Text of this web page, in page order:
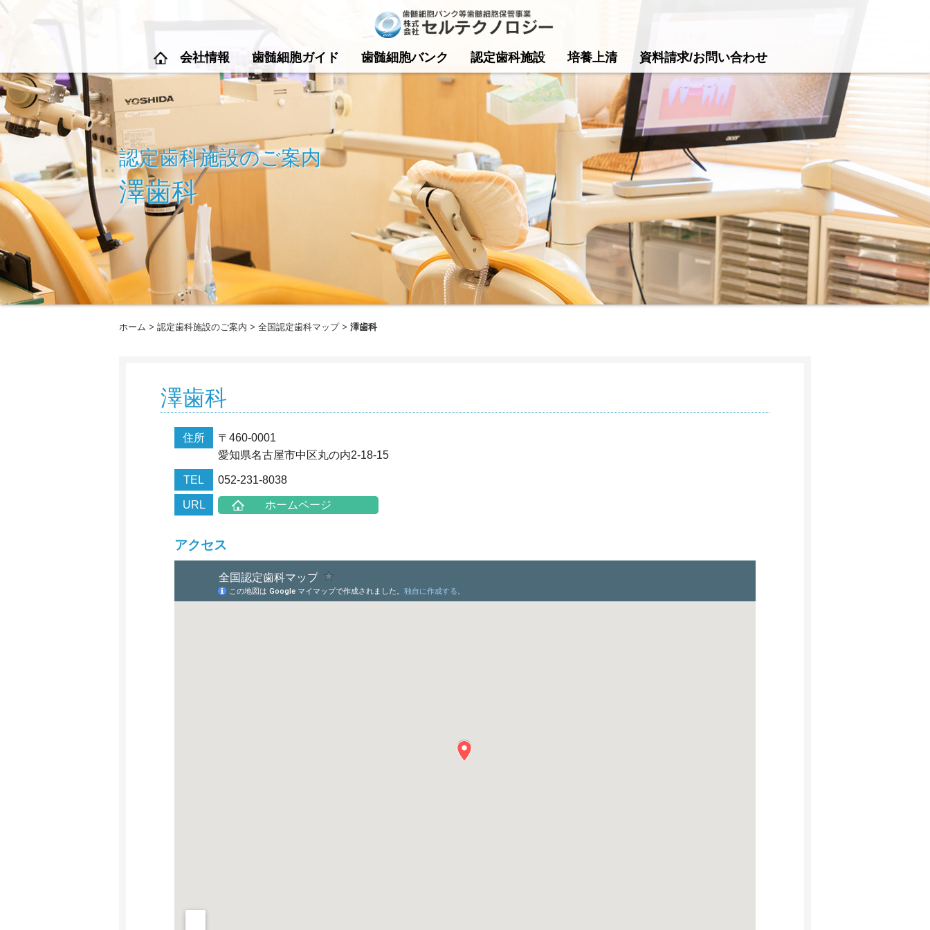
会社情報 歯髄細胞ガイド 歯髄細胞バンク 認定歯科施設 培養上清 資料請求/お問い合わせ
認定歯科施設のご案内
澤歯科
ホーム 認定歯科施設のご案内 全国認定歯科マップ 澤歯科
澤歯科
住所
〒460-0001
愛知県名古屋市中区丸の内2-18-15
TEL 052-231-8038
URL ホームページ
アクセス